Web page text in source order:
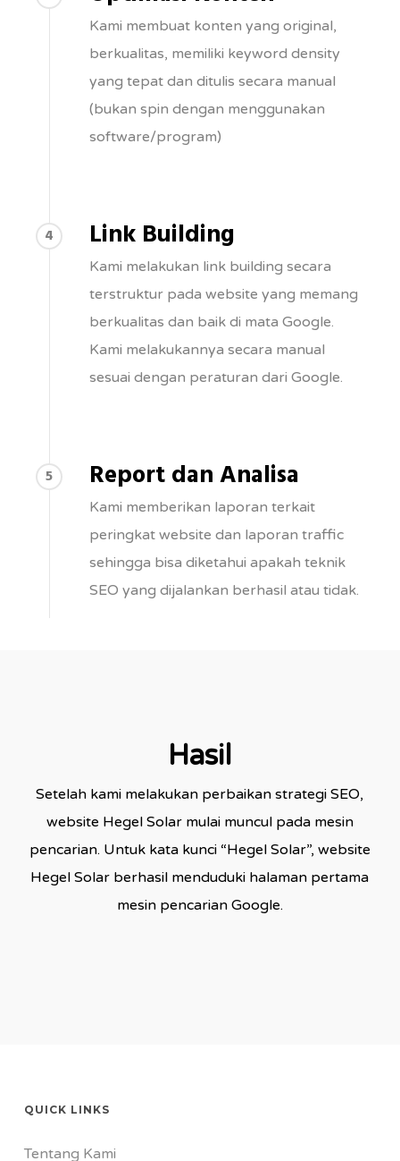
Kami membuat konten yang original,
berkualitas, memiliki keyword density
yang tepat dan ditulis secara manual
(bukan spin dengan menggunakan
software/program)
4 Link Building
Kami melakukan link building secara
terstruktur pada website yang memang
berkualitas dan baik di mata Google.
Kami melakukannya secara manual
sesuai dengan peraturan dari Google.
5 Report dan Analisa
Kami memberikan laporan terkait
peringkat website dan laporan traffic
sehingga bisa diketahui apakah teknik
SEO yang dijalankan berhasil atau tidak.
Hasil
Setelah kami melakukan perbaikan strategi SEO,
website Hegel Solar mulai muncul pada mesin
pencarian. Untuk kata kunci “Hegel Solar”, website
Hegel Solar berhasil menduduki halaman pertama
mesin pencarian Google.
QUICK LINKS
Tentang Kami